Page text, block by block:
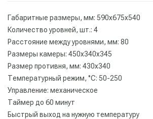
Габаритные размеры, мм: 590х675х540
Количество уровней, шт.: 4
Расстояние между уровнями, мм: 80
Размеры камеры: 450х340х345
Размер противня, мм: 430х340
Температурный режим, °С: 50-250
Управление: механическое
Таймер до 60 минут
Быстрый выход на нужную температуру